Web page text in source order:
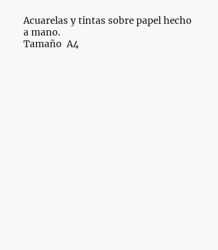
Acuarelas y tintas sobre papel hecho
a mano.
Tamaño A4